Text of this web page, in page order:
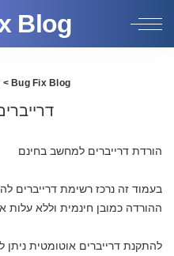
Blog
Bug Fix Blog
>
הורדת דרייברים למחשב בחינם
בעמוד זה נרכז רשימת דרייברים
ההורדה כמובן חינמית וללא
להתקנת דרייברים אוטומטית